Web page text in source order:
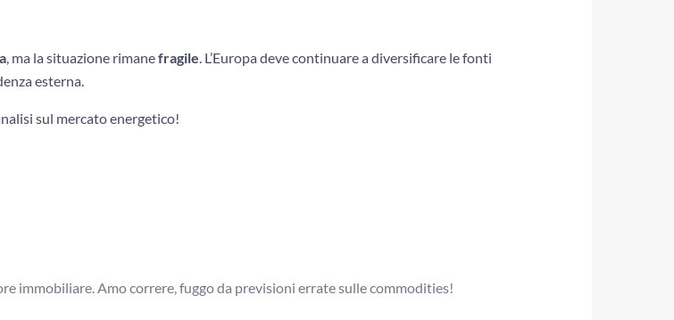
, ma la situazione rimanefragile. L’Europa deve continuare a diversificare le fonti
esterna.
sul mercato energetico!
immobiliare. Amo correre, fuggo da previsioni errate sulle commodities!